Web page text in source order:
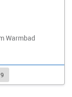
Warmbad